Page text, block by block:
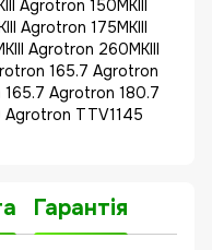
Agrotron 150MKIII
Agrotron 175MKIII
Agrotron 260MKIII
165.7 Agrotron
Agrotron 180.7
TTV1145
Гарантія